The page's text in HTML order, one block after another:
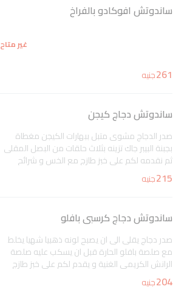
ساندوتش افوكادو بالفراخ
غير متاح
261جنيه
ساندوتش دجاج كيجن
صدر الدجاج مشوى متبل ببهارات الكيجن مغطاة
بجبنة البيبر جاك تزينه بثلاث حلقات من البصل المقلى
ثم نقدمه لكم على خبز طازج مع الخس و شرائح
الطماطم بالإضافة إلى صوص الشيبوتلى مع الهانى
مستردة
215جنيه
ساندوتش دجاج كرسبى بافلو
صدر دجاج يقلى الى ان يصبح لونه ذهبيا شهيا يخلط
مع صلصة بافلو الحارة قبل ان يسكب عليه صلصة
الرانش الكريمي الغنية و يقدم لكم على خبز طازج
مع الخس و شرائح الطماطم بالإضافة غلى صلصة
الشيبوتلى مع الهانى مستردة
204جنيه